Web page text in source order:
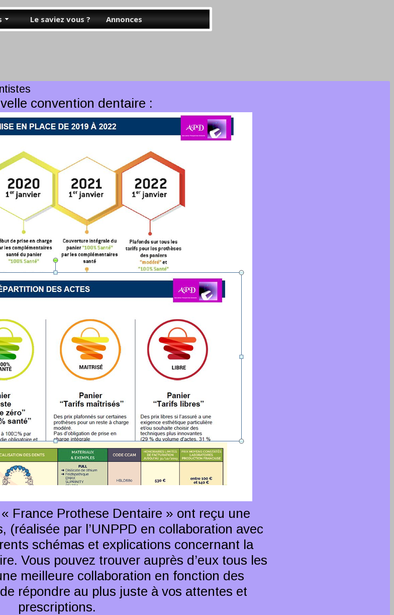
Le saviez vous ? Annonces
convention dentaire :
France Prothese Dentaire » ont reçu une
(réalisée par l’UNPPD en collaboration avec
schémas et explications concernant la
Vous pouvez trouver auprès d’eux tous les
meilleure collaboration en fonction des
répondre au plus juste à vos attentes et
prescriptions.